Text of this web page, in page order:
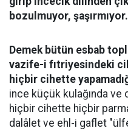
bozulmuyor, şaşırmıyor.
Demek bütün esbab
vazife-i fıtriyesindeki
hiçbir cihette
ince küçük kulağında ve
hiçbir cihette hiçbir
dalâlet ve ehl-i gaflet